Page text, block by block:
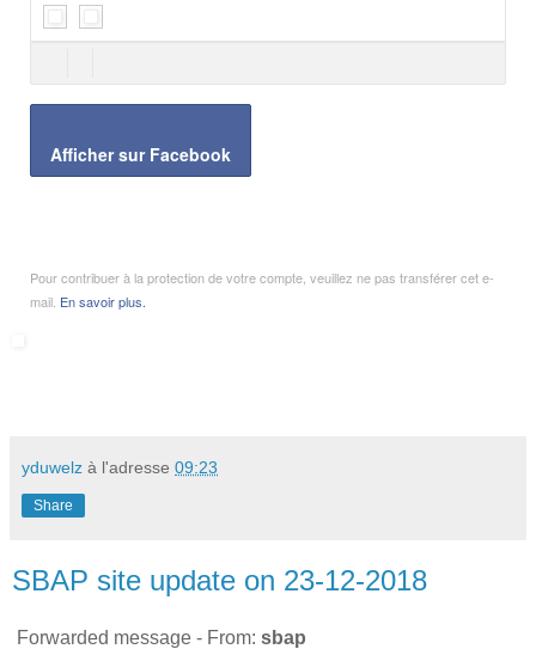
Afficher sur Facebook
Pour contribuer à la protection de votre compte, veuillez ne pas transférer cet e-
mail. En savoir plus.
yduwelz à l'adresse 09:23
Share
SBAP site update on 23-12-2018
Forwarded message - From: sbap